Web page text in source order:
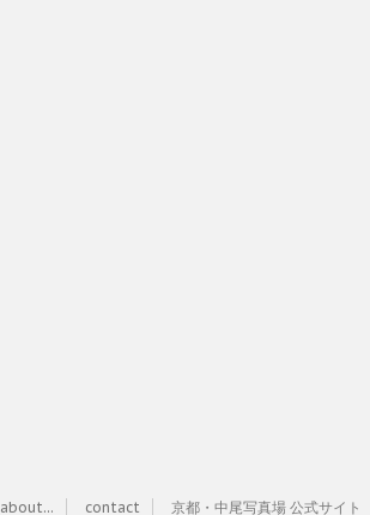
about... contact 京都・中尾写真場 公式サイト